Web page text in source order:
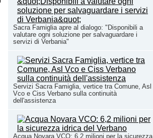
Sacra Famiglia apre al dialogo: "Disponibili a
valutare ogni soluzione per salvaguardare i
servizi di Verbania"
Servizi Sacra Famiglia, vertice tra Comune, Asl
Vco e Ciss Verbano sulla continuità
dell'assistenza
Acqua Novara VCO: 6,2 milioni per la sicurezza